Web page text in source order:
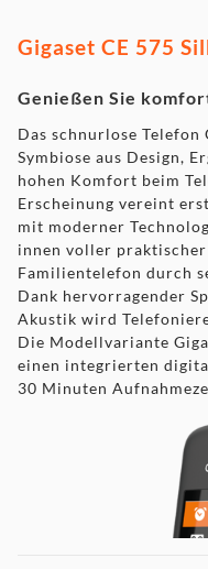
Gigaset CE 575
Genießen Sie
Das schnurlose
Symbiose aus Design,
hohen Komfort beim
Erscheinung vereint
mit moderner
innen voller praktischer
Familientelefon durch
Dank hervorragender
Akustik wird
Die Modellvariante
einen integrierten
30 Minuten